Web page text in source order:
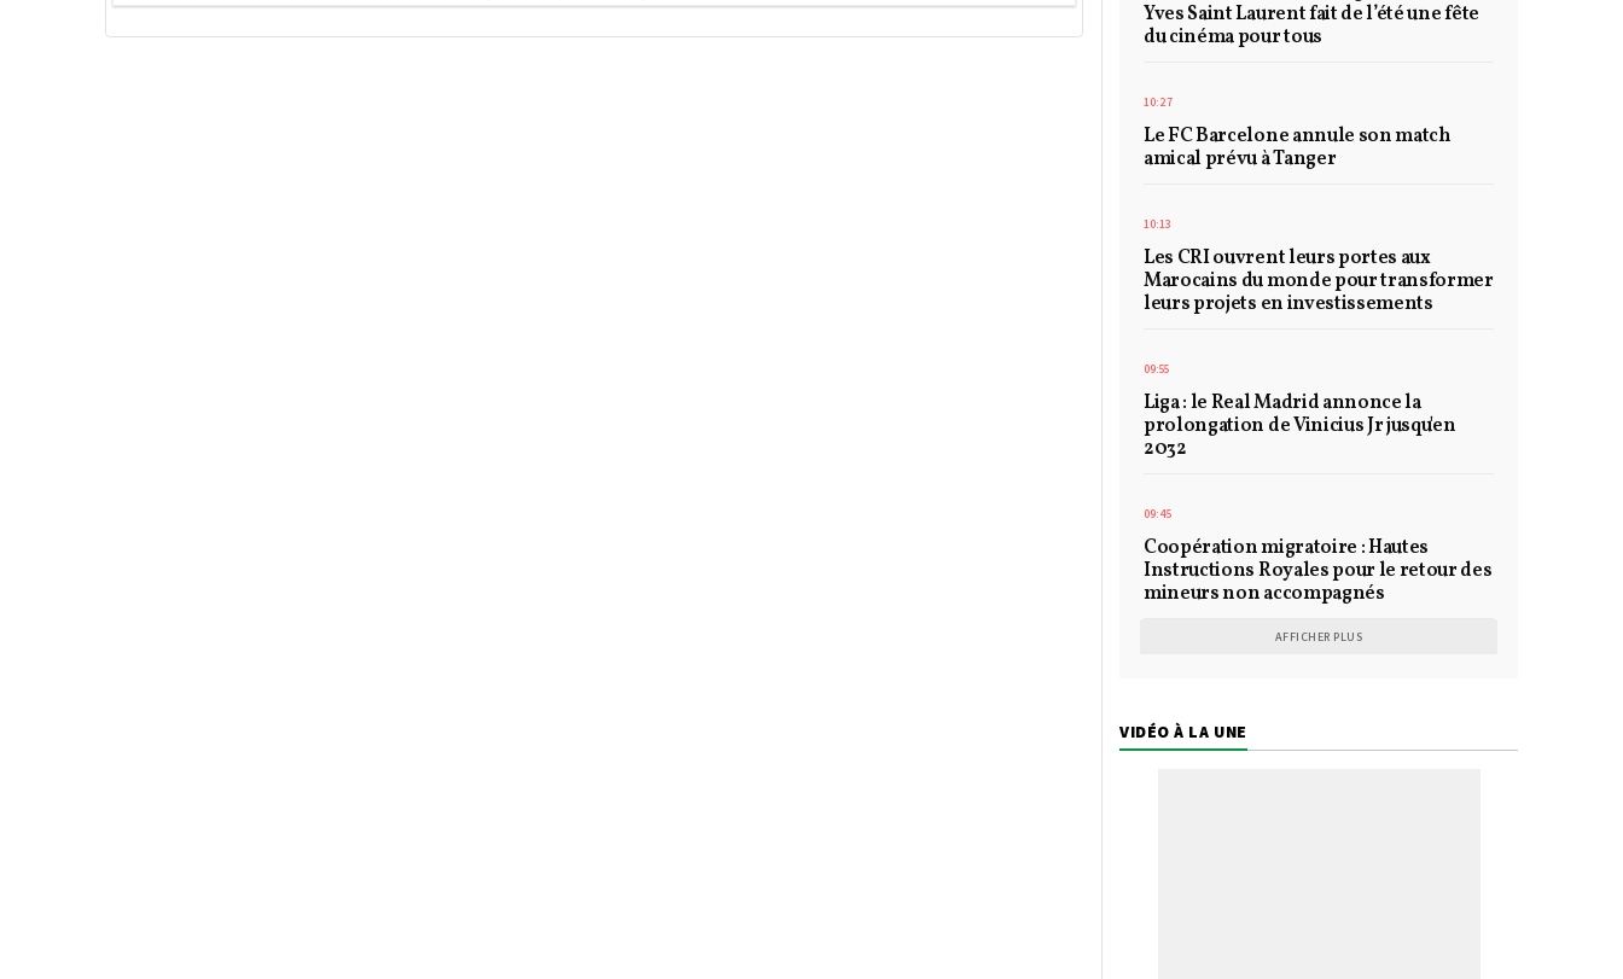
Yves Saint Laurent fait de l’été une fête
du cinéma pour tous
10:27
Le FC Barcelone annule son match
amical prévu à Tanger
10:13
Les CRI ouvrent leurs portes aux
Marocains du monde pour transformer
leurs projets en investissements
09:55
Liga : le Real Madrid annonce la
prolongation de Vinicius Jr jusqu'en
2032
09:45
Coopération migratoire : Hautes
Instructions Royales pour le retour des
mineurs non accompagnés
AFFICHER PLUS
VIDÉO À LA UNE